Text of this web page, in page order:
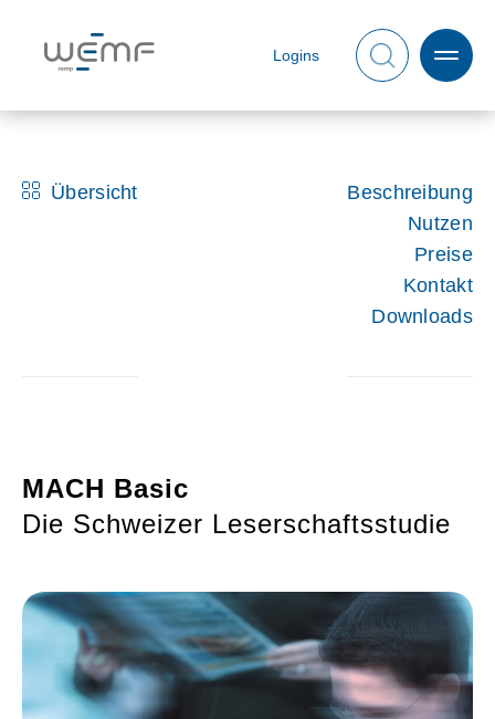
Logins
Übersicht
Beschreibung
Nutzen
Preise
Kontakt
Downloads
MACH Basic
Die Schweizer Leserschaftsstudie